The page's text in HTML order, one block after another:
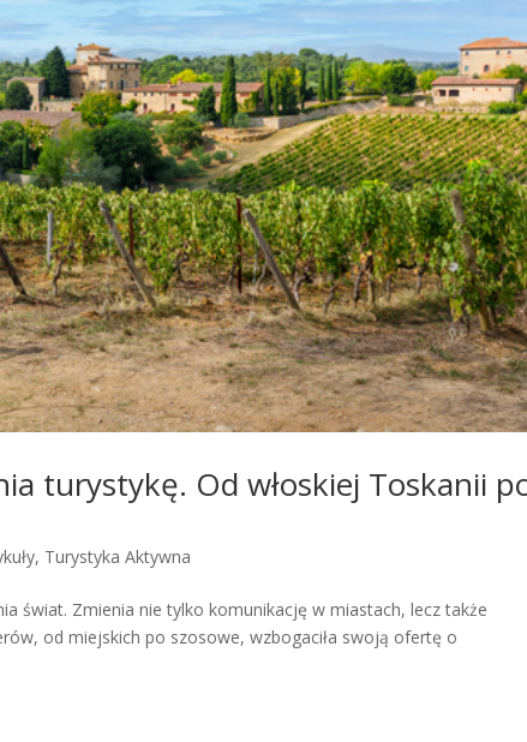
turystykę. Od włoskiej Toskanii
, Turystyka Aktywna
świat. Zmienia nie tylko komunikację w miastach, lecz także
od miejskich po szosowe, wzbogaciła swoją ofertę o